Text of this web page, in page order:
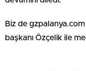
Biz de
başkanı Özçelik ile